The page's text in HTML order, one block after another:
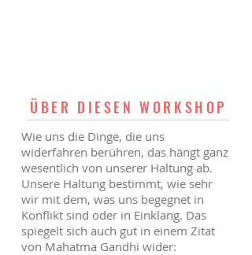
ÜBER DIESEN WORKSHOP
Wie uns die Dinge, die uns
widerfahren berühren, das hängt ganz
wesentlich von unserer Haltung ab.
Unsere Haltung bestimmt, wie sehr
wir mit dem, was uns begegnet in
Konflikt sind oder in Einklang. Das
spiegelt sich auch gut in einem Zitat
von Mahatma Gandhi wider: